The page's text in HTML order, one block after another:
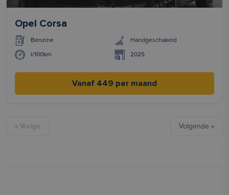
Opel Corsa
Benzine Handgeschakeld
l/100km 2025
Vanaf 449 per maand
« Vorige Volgende »